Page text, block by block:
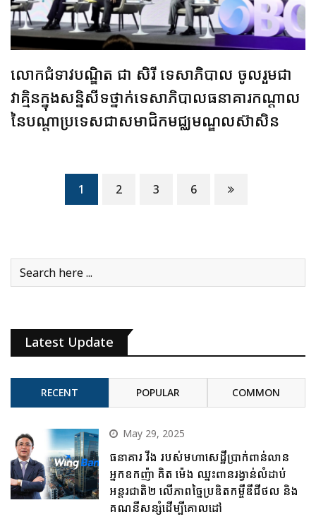
លោកជំទាវបណ្ឌិត ជា សិរី ទេសាភិបាល ចូលរួមជា
វាគ្មិនក្នុងសន្និសីទថ្នាក់ទេសាភិបាលធនាគារកណ្តាល
នៃបណ្តាប្រទេសជាសមាជិកមជ្ឈមណ្ឌលស៊ាសិន
1 2 3 6
Latest Update
RECENT POPULAR COMMON
May 29, 2025
ធនាគារ វីង របស់មហាសេដ្ឋីប្រាក់ពាន់លាន
អ្នកឧកញ៉ា គិត ម៉េង ឈ្នះពានរង្វាន់លំដាប់
អន្តរជាតិ២ លើភាពច្នៃប្រឌិតកម្ចីឌីជីថល និង
គណនីសន្សំដើម្បីគោលដៅ